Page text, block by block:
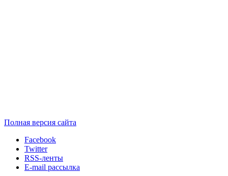
Полная версия сайта
Facebook
Twitter
RSS-ленты
E-mail рассылка